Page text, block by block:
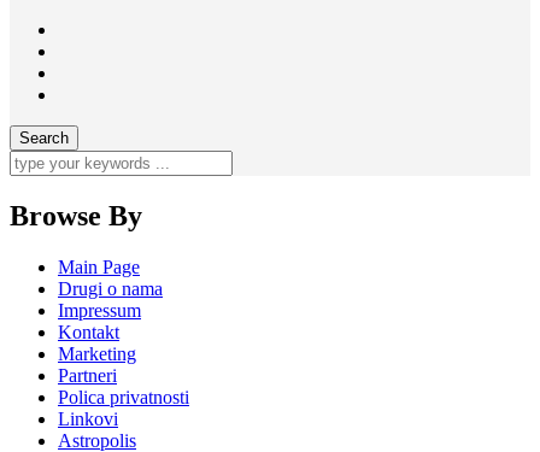
Browse By
Main Page
Drugi o nama
Impressum
Kontakt
Marketing
Partneri
Polica privatnosti
Linkovi
Astropolis